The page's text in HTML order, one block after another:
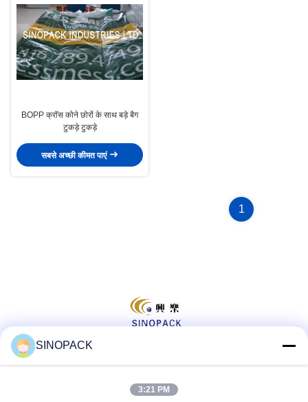
BOPP क्रॉस कोने छोरों के साथ बड़े बैग
टुकड़े टुकड़े
सबसे अच्छी कीमत पाएं
1
SINOPACK
3:21 PM